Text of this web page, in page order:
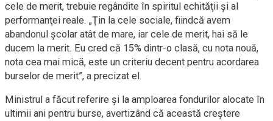
cele de merit, trebuie regândite în spiritul echităţii şi al
performanţei reale. „Ţin la cele sociale, fiindcă avem
abandonul şcolar atât de mare, iar cele de merit, hai să le
ducem la merit. Eu cred că 15% dintr-o clasă, cu nota nouă,
nota cea mai mică, este un criteriu decent pentru acordarea
burselor de merit”, a precizat el.
Ministrul a făcut referire şi la amploarea fondurilor alocate în
ultimii ani pentru burse, avertizând că această creştere